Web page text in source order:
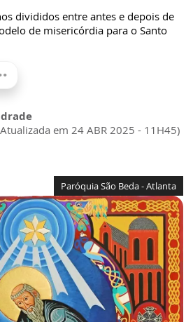
divididos entre antes e depois de
de misericórdia para o Santo
em 24 ABR 2025 - 11H45)
Paróquia São Beda - Atlanta